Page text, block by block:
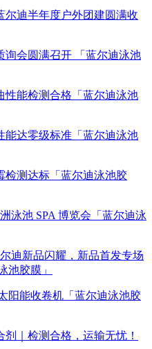
尔迪半年度户外团建圆满收
询会圆满召开 「蓝尔迪泳池
性能检测合格「蓝尔迪泳池
能达零级标准「蓝尔迪泳池
检测达标「蓝尔迪泳池胶
泳池 SPA 博览会「蓝尔迪泳
迪新品闪耀，新品首发专场
池胶膜」
阳能收卷机「蓝尔迪泳池胶
剂｜检测合格，运输无忧！